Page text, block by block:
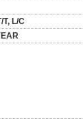
T, L/C